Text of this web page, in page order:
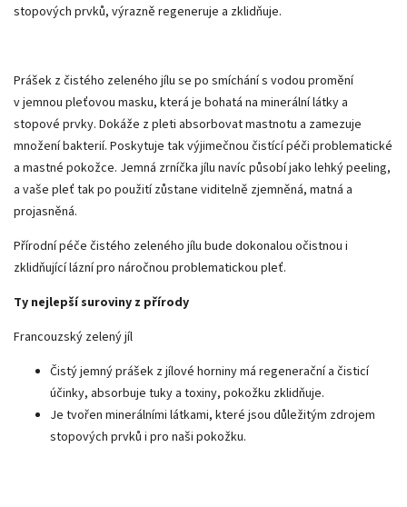
stopových prvků, výrazně regeneruje a zklidňuje.
Prášek z čistého zeleného jílu se po smíchání s vodou promění
v jemnou pleťovou masku, která je bohatá na minerální látky a
stopové prvky. Dokáže z pleti absorbovat mastnotu a zamezuje
množení bakterií. Poskytuje tak výjimečnou čistící péči problematické
a mastné pokožce. Jemná zrníčka jílu navíc působí jako lehký peeling,
a vaše pleť tak po použití zůstane viditelně zjemněná, matná a
projasněná.
Přírodní péče čistého zeleného jílu bude dokonalou očistnou i
zklidňující lázní pro náročnou problematickou pleť.
Ty nejlepší suroviny z přírody
Francouzský zelený jíl
Čistý jemný prášek z jílové horniny má regenerační a čisticí
účinky, absorbuje tuky a toxiny, pokožku zklidňuje.
Je tvořen minerálními látkami, které jsou důležitým zdrojem
stopových prvků i pro naši pokožku.